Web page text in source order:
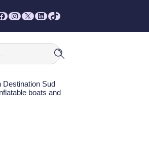
Facebook
Instagram
X LinkedIn
TikTok